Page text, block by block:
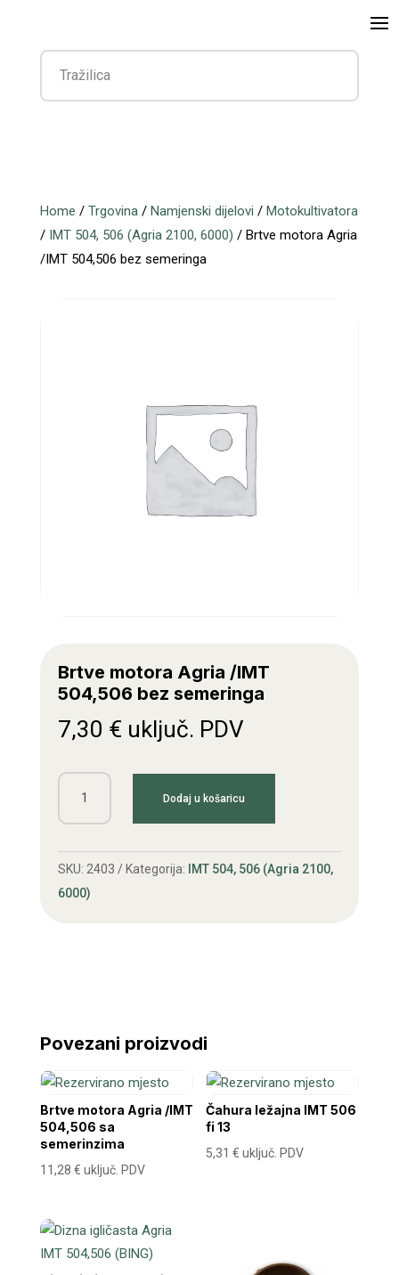
Home / Trgovina/ Namjenski dijelovi / Motokultivatora
/ IMT 504, 506 (Agria 2100, 6000) / Brtve motora Agria
/IMT 504,506 bez semeringa
Brtve motora Agria /IMT
504,506 bez semeringa
7,30 € uključ. PDV
Brtve
motora
/IMT
Dodaj u košaricu
SKU: 2403 Kategorija:
IMT 504, 506 (Agria 2100,
6000)
Povezani proizvodi
Brtve motora Agria /IMT
504,506 sa
semerinzima
11,28 € uključ. PDV
Čahura ležajna IMT 506
fi 13
5,31€ uključ. PDV